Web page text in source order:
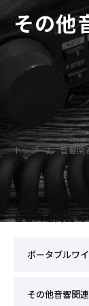
その他
トップ 音響関
音響関連商品
ポータブルワ
その他音響関